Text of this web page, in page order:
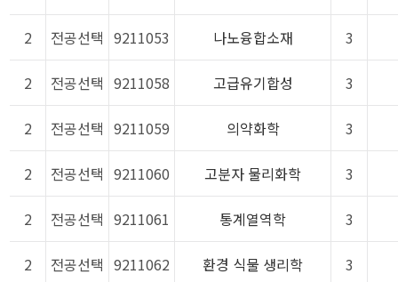
2 전공선택 9211053 나노융합소재 3
2 전공선택 9211058 고급유기합성 3
2 전공선택 9211059 의약화학 3
2 전공선택 9211060 고분자 물리화학 3
2 전공선택 9211061 통계열역학 3
2 전공선택 9211062 환경 식물 생리학 3